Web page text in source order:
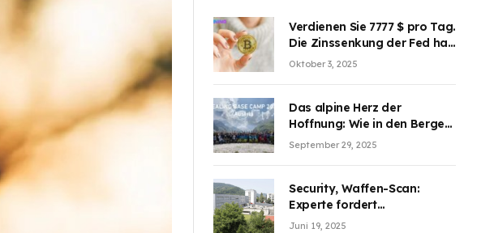
Verdienen Sie 7777 $ pro Tag.
Die Zinssenkung der Fed hat
die Aufmerksamkeit des
teilzuhaben
Oktober 3, 2025
Das alpine Herz der
Hoffnung: Wie in den Bergen
Österreichs die unsichtbaren
September 29, 2025
Security, Waffen-Scan:
Experte fordert
Sicherheitsdiskussion an
Juni 19, 2025